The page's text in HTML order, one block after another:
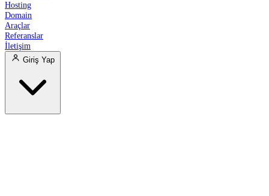
Hosting
Domain
Araçlar
Referanslar
İletişim
Giriş Yap